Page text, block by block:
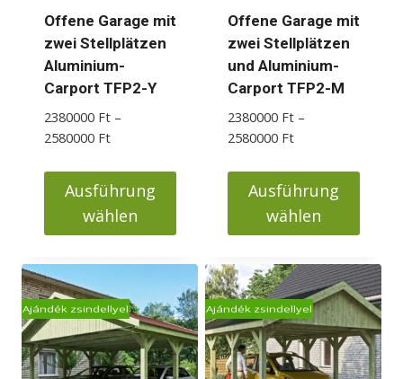
der
Produktseite
gewählt
werden
der
Produktseite
gewählt
werden
Offene Garage mit
zwei Stellplätzen
Aluminium-
Carport TFP2-Y
2380000 Ft –
2580000 FtPreisspanne:
bis
2580000 Ft
Ausführung
wählen
Produkt
weist
mehrere
Varianten
auf.
Offene Garage mit
zwei Stellplätzen
und Aluminium-
Carport TFP2-M
2380000 Ft –
2580000 FtPreisspanne:
bis
2580000 Ft
Ausführung
wählen
Produkt
weist
mehrere
Varianten
auf.
Ajándék zsindellyel Ajándék zsindellyel